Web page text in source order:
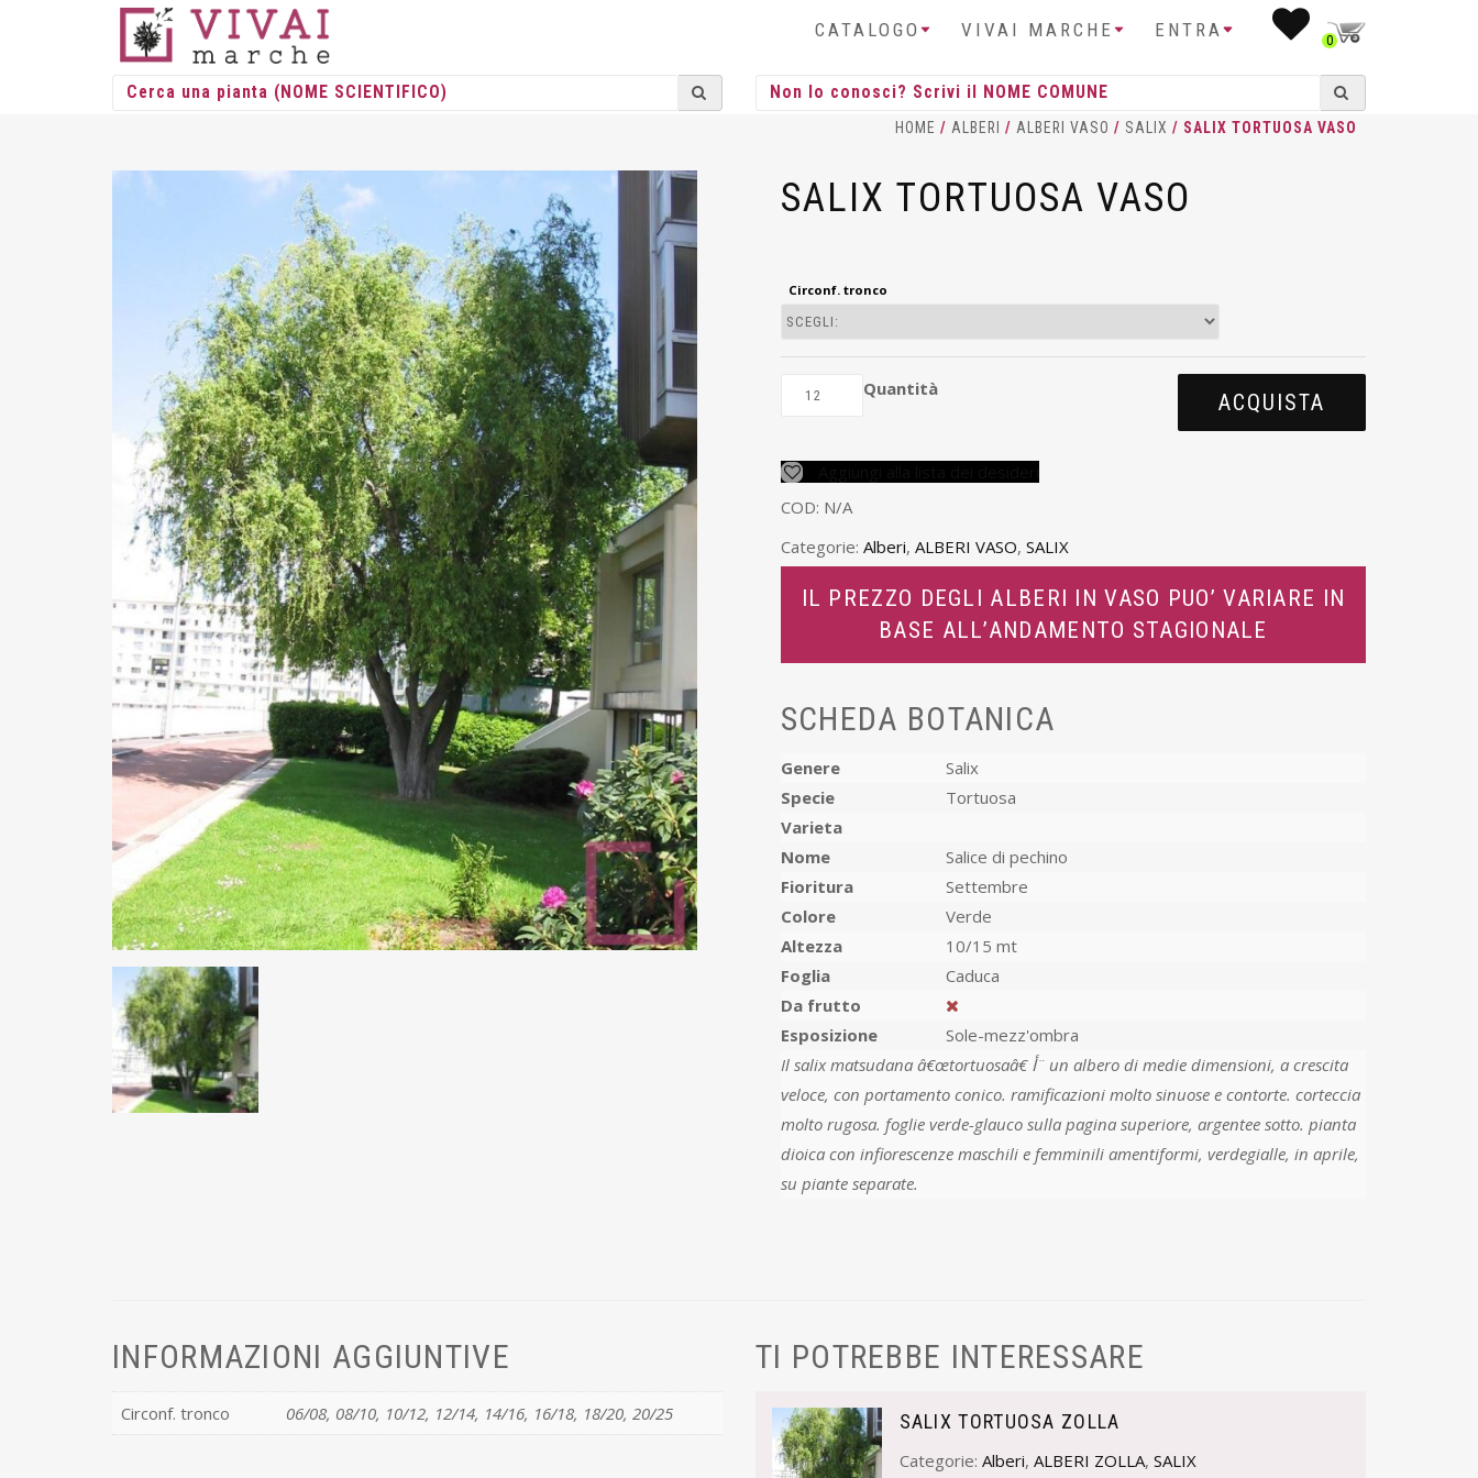
CATALOGO VIVAI MARCHE ENTRA 0
HOME / ALBERI / ALBERI VASO / SALIX / SALIX TORTUOSA VASO
SALIX TORTUOSA VASO
Circonf. tronco
Quantità
ACQUISTA
COD: N/A
Categorie: Alberi, ALBERI VASO, SALIX
IL PREZZO DEGLI ALBERI IN VASO PUO’ VARIARE IN
BASE ALL’ANDAMENTO STAGIONALE
SCHEDA BOTANICA
Genere
Salix
Specie
Tortuosa
Varieta
Nome
Salice di pechino
Fioritura
Settembre
Colore
Verde
Altezza
10/15 mt
Foglia
Caduca
Da frutto
Esposizione
Sole-mezz'ombra
Il salix matsudana â€œtortuosaâ€‌ أ¨ un albero di medie dimensioni, a crescita
veloce, con portamento conico. ramificazioni molto sinuose e contorte. corteccia
molto rugosa. foglie verde-glauco sulla pagina superiore, argentee sotto. pianta
dioica con infiorescenze maschili e femminili amentiformi, verdegialle, in aprile,
su piante separate.
INFORMAZIONI AGGIUNTIVE
Circonf. tronco 06/08, 08/10, 10/12, 12/14, 14/16, 16/18, 18/20, 20/25
TI POTREBBE INTERESSARE
SALIX TORTUOSA ZOLLA
Categorie: Alberi, ALBERI ZOLLA, SALIX